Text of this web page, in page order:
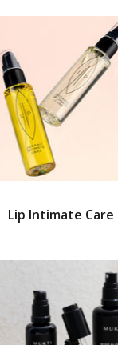
Lip Intimate Care